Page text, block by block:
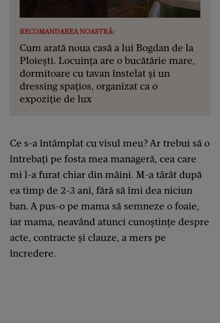
RECOMANDAREA NOASTRĂ:
Cum arată noua casă a lui Bogdan de la
Ploiești. Locuința are o bucătărie mare,
dormitoare cu tavan înstelat și un
dressing spațios, organizat ca o
expoziție de lux
Ce s-a întâmplat cu visul meu? Ar trebui să o
întrebați pe fosta mea manageră, cea care
mi l-a furat chiar din mâini. M-a târât după
ea timp de 2-3 ani, fără să îmi dea niciun
ban. A pus-o pe mama să semneze o foaie,
iar mama, neavând atunci cunoștințe despre
acte, contracte și clauze, a mers pe
încredere.